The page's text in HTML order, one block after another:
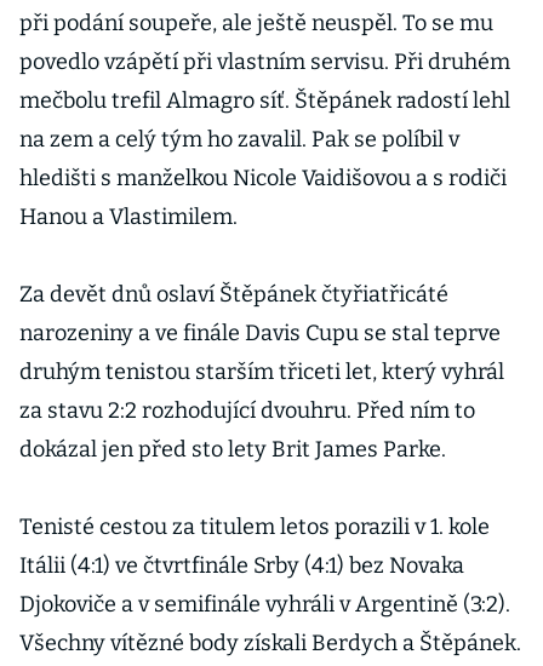
při podání soupeře, ale ještě neuspěl. To se mu
povedlo vzápětí při vlastním servisu. Při druhém
mečbolu trefil Almagro síť. Štěpánek radostí lehl
na zem a celý tým ho zavalil. Pak se políbil v
hledišti s manželkou Nicole Vaidišovou a s rodiči
Hanou a Vlastimilem.
Za devět dnů oslaví Štěpánek čtyřiatřicáté
narozeniny a ve finále Davis Cupu se stal teprve
druhým tenistou starším třiceti let, který vyhrál
za stavu 2:2 rozhodující dvouhru. Před ním to
dokázal jen před sto lety Brit James Parke.
Tenisté cestou za titulem letos porazili v 1. kole
Itálii (4:1) ve čtvrtfinále Srby (4:1) bez Novaka
Djokoviče a v semifinále vyhráli v Argentině (3:2).
Všechny vítězné body získali Berdych a Štěpánek.